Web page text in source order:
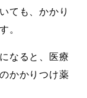
ても、かかり
。
なると、医療
かかりつけ薬